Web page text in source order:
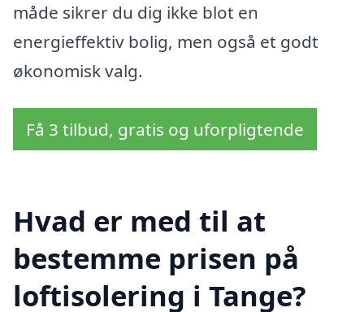
måde sikrer du dig ikke blot en
energieffektiv bolig, men også et godt
økonomisk valg.
Få 3 tilbud, gratis og uforpligtende
Hvad er med til at
bestemme prisen på
loftisolering i Tange?